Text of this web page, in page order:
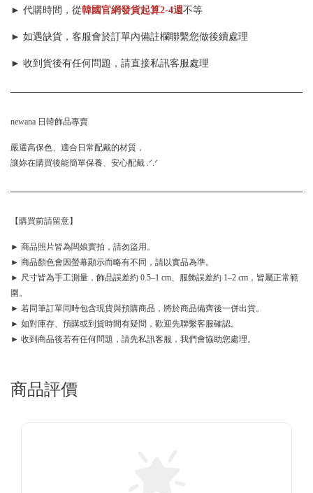
► 代購時間，從韓國官網發貨起算2-4週不等
► 如遇缺貨，客服會於訂單內備註欄聯繫您做後續處理
► 收到貨後有任何問題，請直接私訊客服處理
newana 日韓飾品專賣
嚴選高保色、適合日常配戴的材質，
讓妳在購買後能簡單保養、安心配戴 .ᐟ.ᐟ
【購買前請留意】
► 商品照片皆為闆娘實拍，請勿盜用。
► 商品顏色會因螢幕顯示而略有不同，請以實品為準。
► 尺寸皆為手工測量，飾品誤差約 0.5–1 cm、服飾誤差約 1–2 cm，皆屬正常範
圍。
► 若同筆訂單同時包含現貨與預購商品，將於商品備齊後一併出貨。
► 如對庫存、預購或到貨時間有疑問，歡迎先聯繫客服確認。
► 收到商品後若有任何問題，請先私訊客服，我們會協助您處理。
商品評價